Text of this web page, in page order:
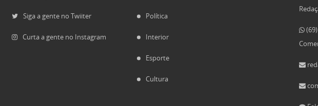
Siga a gente no Twiiter
Curta a gente no Instagram
Política
Interior
Esporte
Cultura